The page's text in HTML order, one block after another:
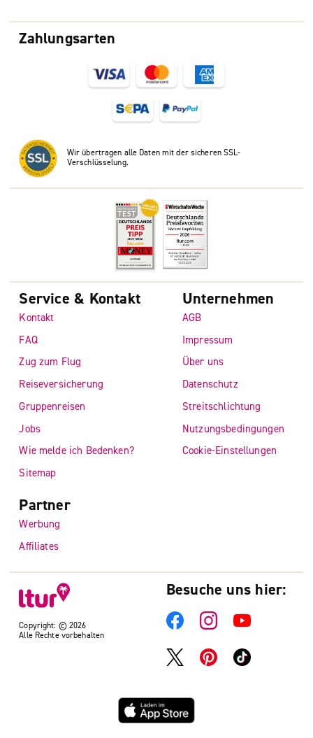
Zahlungsarten
Wir übertragen alle Daten mit der sicheren SSL-
Verschlüsselung.
Copyright: © 2026
Alle Rechte vorbehalten
Service & Kontakt
Kontakt
FAQ
Zug zum Flug
Reiseversicherung
Gruppenreisen
Jobs
Wie melde ich Bedenken?
Sitemap
Unternehmen
AGB
Impressum
Über uns
Datenschutz
Streitschlichtung
Nutzungsbedingungen
Cookie-Einstellungen
Partner
Werbung
Affiliates
Besuche uns hier: